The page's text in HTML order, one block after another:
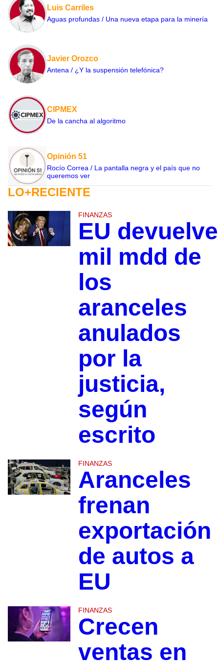
Luis Carriles
Aguas profundas / Una nueva etapa para la minería
Javier Orozco
Antena / ¿Y la suspensión telefónica?
CIPMEX
De la cancha al algoritmo
Opinión 51
Rocío Correa / La pantalla negra y el país que no
queremos ver
LO+RECIENTE
FINANZAS
EU
mil mdd de
los
aranceles
anulados
por la
justicia,
según
escrito
FINANZAS
Aranceles
frenan
exportación
de autos a
EU
FINANZAS
Crecen
ventas en